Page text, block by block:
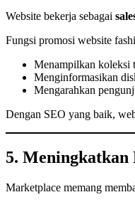
Website bekerja sebagai
Fungsi promosi website
Menampilkan koleksi
Menginformasikan
Mengarahkan
Dengan SEO yang baik,
5. Meningkatkan
Marketplace memang